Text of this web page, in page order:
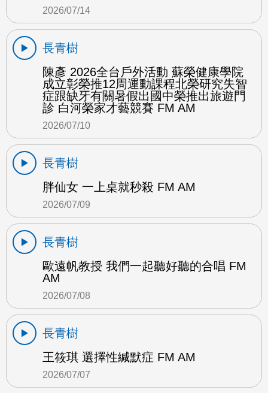
2026/07/14
長青樹
陳彥 2026全台戶外活動 蘇榮健康學院
成立彰榮推12周運動課程北榮研究失智
症跟缺牙有關暑假出國中榮推出旅遊門
診 白河榮家才藝競賽 FM AM
2026/07/10
長青樹
胖仙女 一上桌就秒殺 FM AM
2026/07/09
長青樹
歐遠帆教授 我們一起聽好聽的合唱 FM
AM
2026/07/08
長青樹
王筱琪 選擇性緘默症 FM AM
2026/07/07